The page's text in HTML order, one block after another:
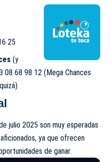
25
(y
08 68 98 12 (Mega Chances
julio 2025 son muy esperadas
ya que ofrecen
de ganar.